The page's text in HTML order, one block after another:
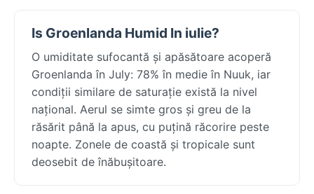
Is Groenlanda Humid In iulie?
O umiditate sufocantă și apăsătoare acoperă
Groenlanda în July: 78% în medie în Nuuk, iar
condiții similare de saturație există la nivel
național. Aerul se simte gros și greu de la
răsărit până la apus, cu puțină răcorire peste
noapte. Zonele de coastă și tropicale sunt
deosebit de înăbușitoare.